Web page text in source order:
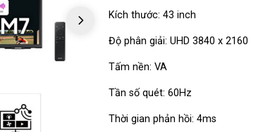
Kích thước: 43 inch
Độ phân giải: UHD 3840 x 2160
Tấm nền: VA
Tần số quét: 60Hz
Thời gian phản hồi: 4ms